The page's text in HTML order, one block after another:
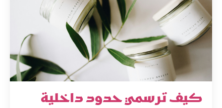
كيف ترسمي حدود داخلية